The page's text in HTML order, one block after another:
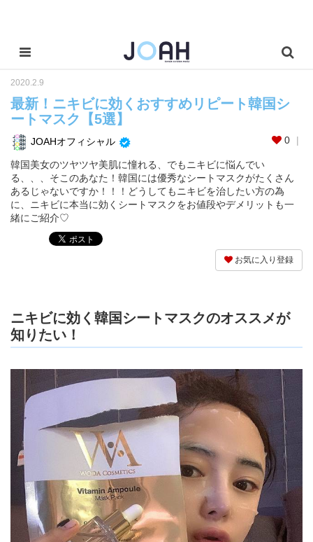
2020.2.9
最新！ニキビに効くおすすめリピート韓国シ
ートマスク【5選】
JOAHオフィシャル 0
韓国美女のツヤツヤ美肌に憧れる、でもニキビに悩んでい
る、、、そこのあなた！韓国には優秀なシートマスクがたくさん
あるじゃないですか！！！どうしてもニキビを治したい方の為
に、ニキビに本当に効くシートマスクをお値段やデメリットも一
緒にご紹介♡
お気に入り登録
ニキビに効く韓国シートマスクのオススメが
知りたい！